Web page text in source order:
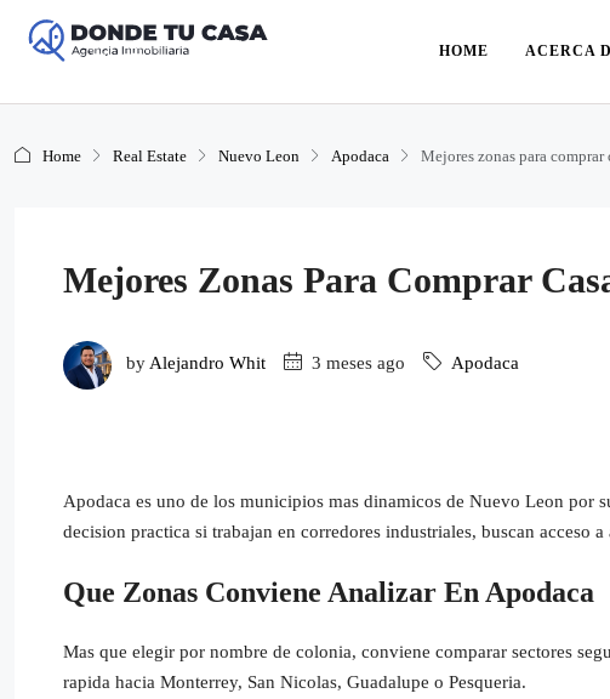
HOME ACERCA
Home Real Estate Nuevo Leon Apodaca Mejores zonas para
Mejores Zonas Para Comprar
byAlejandro Whit 3 meses ago Apodaca
Apodaca es uno de los municipios mas dinamicos de Nuevo Leon por
decision practica si trabajan en corredores industriales, buscan acceso
Que Zonas Conviene Analizar En Apodaca
Mas que elegir por nombre de colonia, conviene comparar sectores
rapida hacia Monterrey, San Nicolas, Guadalupe o Pesqueria.